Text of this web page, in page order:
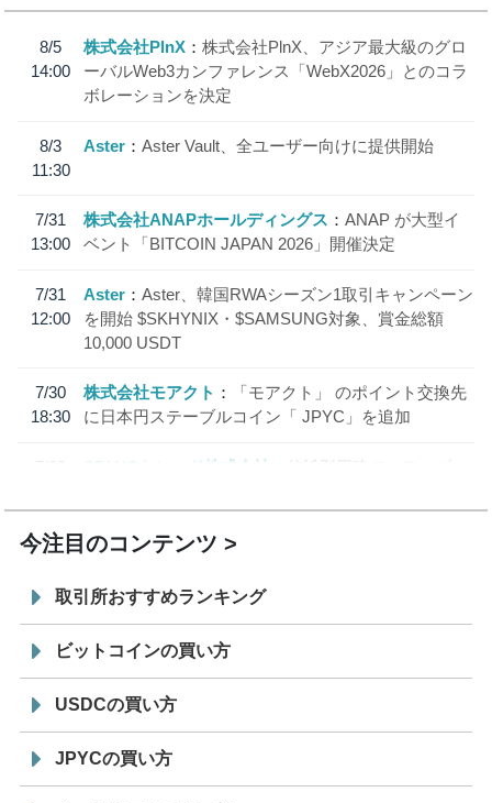
8/5
14:00
株式会社PlnX
株式会社PlnX、アジア最大級のグロ
ーバルWeb3カンファレンス「WebX2026」とのコラ
ボレーションを決定
8/3
11:30
Aster Aster Vault、全ユーザー向けに提供開始
7/31
13:00
株式会社ANAPホールディングス
ANAP が大型イ
ベント「BITCOIN JAPAN 2026」開催決定
7/31
12:00
Aster
Aster、韓国RWAシーズン1取引キャンペーン
を開始 $SKHYNIX・$SAMSUNG対象、賞金総額
10,000 USDT
7/30
18:30
株式会社モアクト
「モアクト」 のポイント交換先
に日本円ステーブルコイン「 JPYC」を追加
7/29
SBI VCトレード株式会社
信託型円建てステーブル
今注目のコンテンツ
取引所おすすめランキング
ビットコインの買い方
USDCの買い方
JPYCの買い方